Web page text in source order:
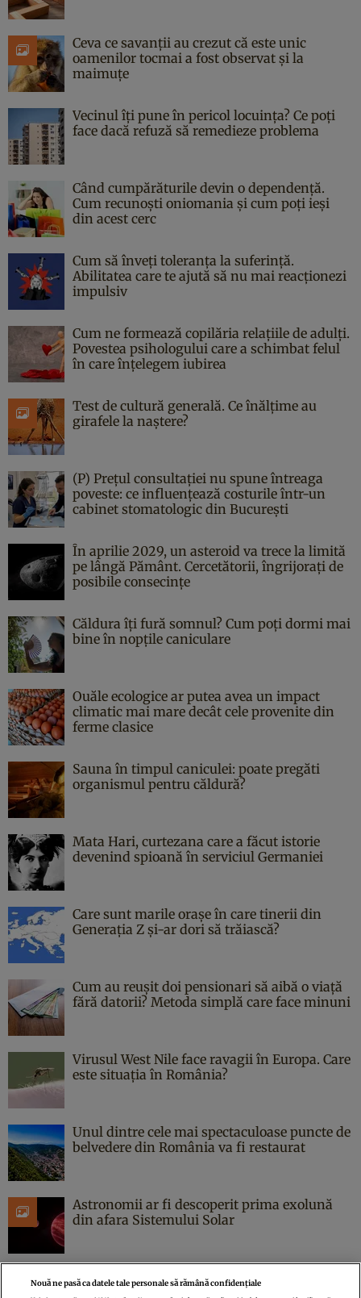
Ceva ce savanții au crezut că este unic
oamenilor tocmai a fost observat și la
maimuțe
Vecinul îți pune în pericol locuința? Ce poți
face dacă refuză să remedieze problema
Când cumpărăturile devin o dependență.
Cum recunoști oniomania și cum poți ieși
din acest cerc
Cum să înveți toleranța la suferință.
Abilitatea care te ajută să nu mai reacționezi
impulsiv
Cum ne formează copilăria relațiile de adulți.
Povestea psihologului care a schimbat felul
în care înțelegem iubirea
Test de cultură generală. Ce înălțime au
girafele la naștere?
(P) Prețul consultației nu spune întreaga
poveste: ce influențează costurile într-un
cabinet stomatologic din București
În aprilie 2029, un asteroid va trece la limită
pe lângă Pământ. Cercetătorii, îngrijorați de
posibile consecințe
Căldura îți fură somnul? Cum poți dormi mai
bine în nopțile caniculare
Ouăle ecologice ar putea avea un impact
climatic mai mare decât cele provenite din
ferme clasice
Sauna în timpul caniculei: poate pregăti
organismul pentru căldură?
Mata Hari, curtezana care a făcut istorie
devenind spioană în serviciul Germaniei
Care sunt marile orașe în care tinerii din
Generația Z și-ar dori să trăiască?
Cum au reușit doi pensionari să aibă o viață
fără datorii? Metoda simplă care face minuni
Virusul West Nile face ravagii în Europa. Care
este situația în România?
Unul dintre cele mai spectaculoase puncte de
belvedere din România va fi restaurat
Astronomii ar fi descoperit prima exolună
din afara Sistemului Solar
Nouă ne pasă ca datele tale personale să rămână confidențiale